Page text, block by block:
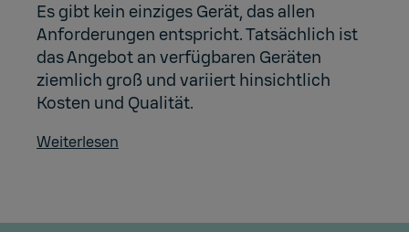
Es gibt kein einziges Gerät, das allen
Anforderungen entspricht. Tatsächlich ist
das Angebot an verfügbaren Geräten
ziemlich groß und variiert hinsichtlich
Kosten und Qualität.
Weiterlesen